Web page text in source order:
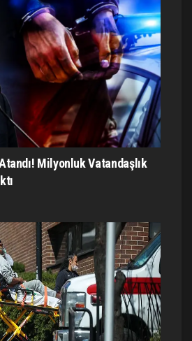
Milyonluk Vatandaşlık